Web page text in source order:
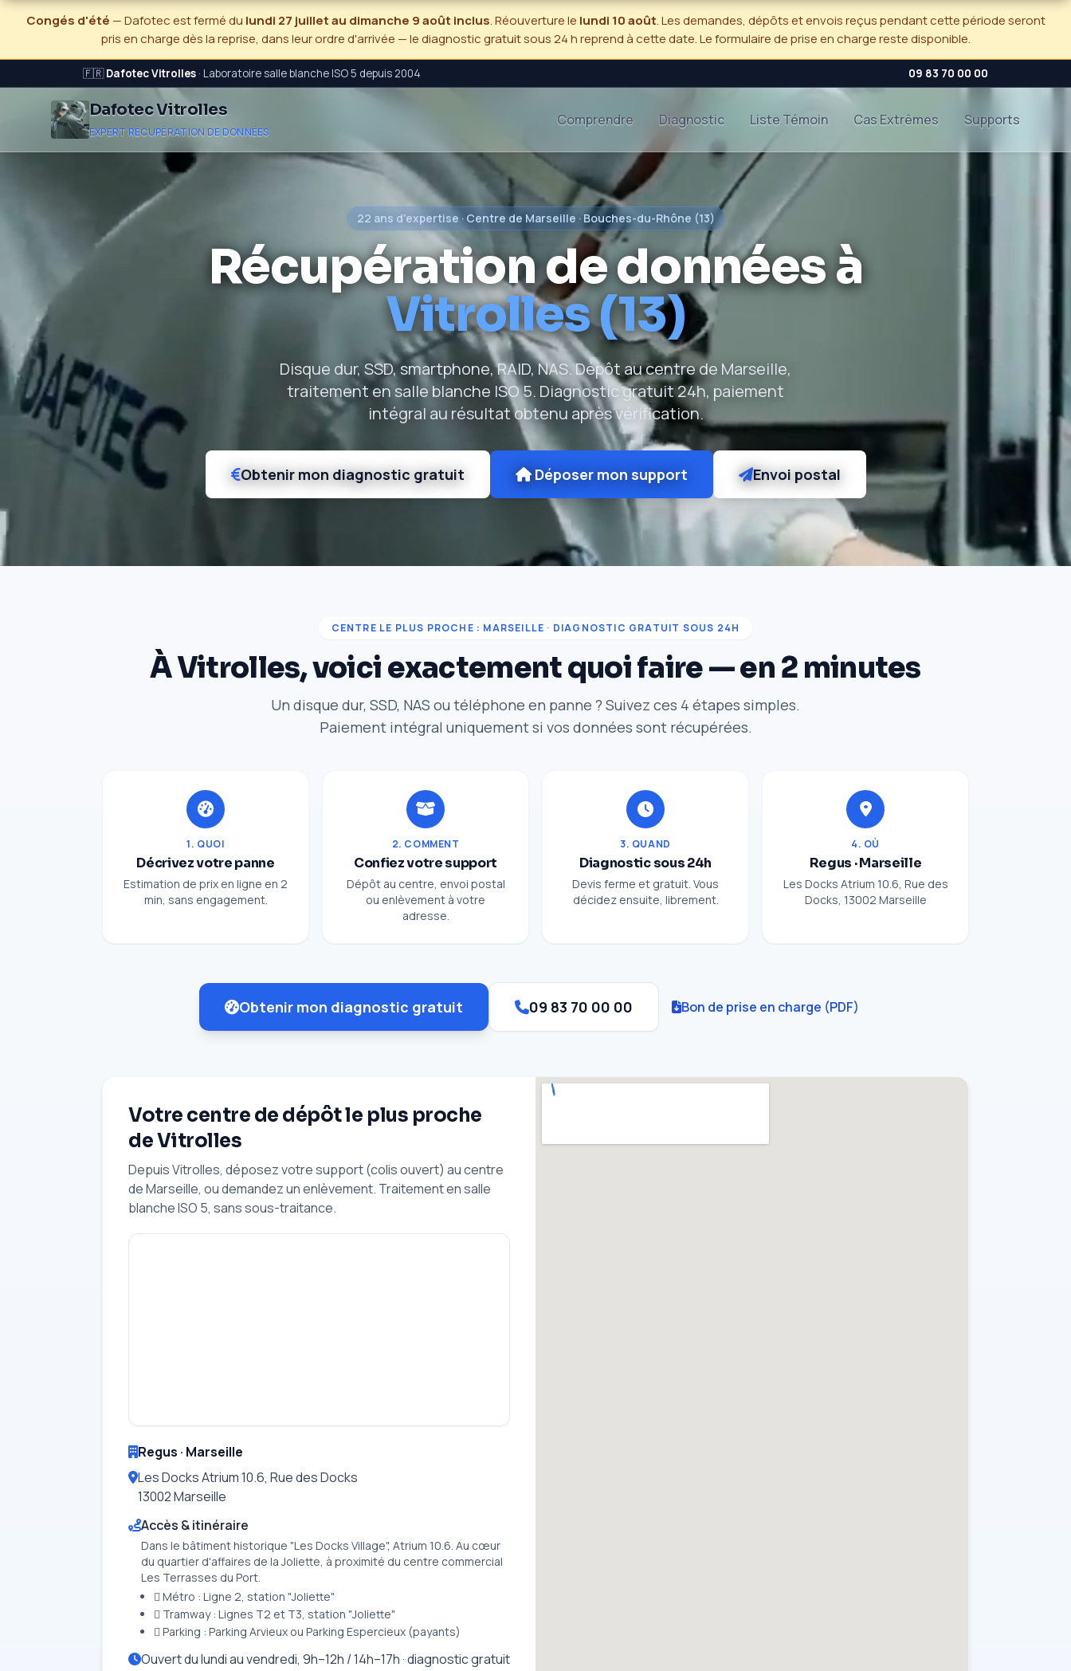
Congés d'été — Dafotec est fermé du lundi 27 juillet au dimanche 9 août inclus. Réouverture le lundi 10 août. Les demandes, dépôts et envois reçus pendant cette période seront
pris en charge dès la reprise, dans leur ordre d'arrivée — le diagnostic gratuit sous 24 h reprend à cette date. Le formulaire de prise en charge reste disponible.
🇫🇷Dafotec Vitrolles · Laboratoire salle blanche ISO 5 depuis 2004 09 83 70 00 00
Dafotec Vitrolles
EXPERT RÉCUPÉRATION DE DONNÉES
Comprendre Diagnostic Liste Témoin Cas Extrêmes Supports
22 ans d'expertise · Centre de Marseille · Bouches-du-Rhône (13)
Récupération de données à
Vitrolles (13)
Disque dur, SSD, smartphone, RAID, NAS. Dépôt au centre de Marseille,
traitement en salle blanche ISO 5. Diagnostic gratuit 24h, paiement
intégral au résultat obtenu après vérification.
Obtenir mon diagnostic gratuit Déposer mon support Envoi postal
CENTRE LE PLUS PROCHE : MARSEILLE · DIAGNOSTIC GRATUIT SOUS 24H
À Vitrolles, voici exactement quoi faire — en 2 minutes
Un disque dur, SSD, NAS ou téléphone en panne ? Suivez ces 4 étapes simples.
Paiement intégral uniquement si vos données sont récupérées.
1. QUOI
Décrivez votre panne
Estimation de prix en ligne en 2
min, sans engagement.
2. COMMENT
Confiez votre support
Dépôt au centre, envoi postal
ou enlèvement à votre
adresse.
3. QUAND
Diagnostic sous 24h
Devis ferme et gratuit. Vous
décidez ensuite, librement.
4. OÙ
Regus · Marseille
Les Docks Atrium 10.6, Rue des
Docks, 13002 Marseille
Obtenir mon diagnostic gratuit 09 83 70 00 00 Bon de prise en charge (PDF)
Votre centre de dépôt le plus proche
de Vitrolles
Depuis Vitrolles, déposez votre support (colis ouvert) au centre
de Marseille, ou demandez un enlèvement. Traitement en salle
blanche ISO 5, sans sous-traitance.
Regus · Marseille
Les Docks Atrium 10.6, Rue des Docks
13002 Marseille
Accès & itinéraire
Dans le bâtiment historique "Les Docks Village", Atrium 10.6. Au cœur
du quartier d'affaires de la Joliette, à proximité du centre commercial
Les Terrasses du Port.
 Métro : Ligne 2, station "Joliette"
 Tramway : Lignes T2 et T3, station "Joliette"
 Parking : Parking Arvieux ou Parking Espercieux (payants)
Ouvert du lundi au vendredi, 9h–12h / 14h–17h · diagnostic gratuit